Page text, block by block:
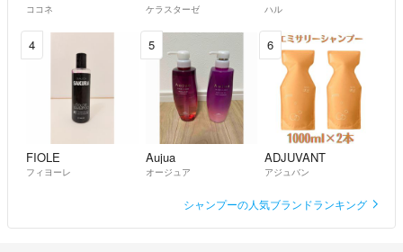
ココネ ケラスターゼ ハル
4
FIOLE
フィヨーレ
5
Aujua
オージュア
6
ADJUVANT
アジュバン
シャンプーの人気ブランドランキング